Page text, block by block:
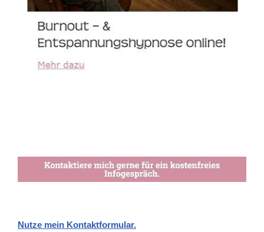
Nutze mein Kontaktformular.